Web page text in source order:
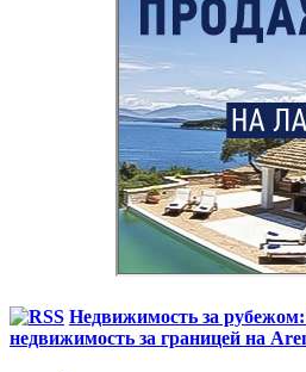
Недвижимость за
недвижимость за границей на